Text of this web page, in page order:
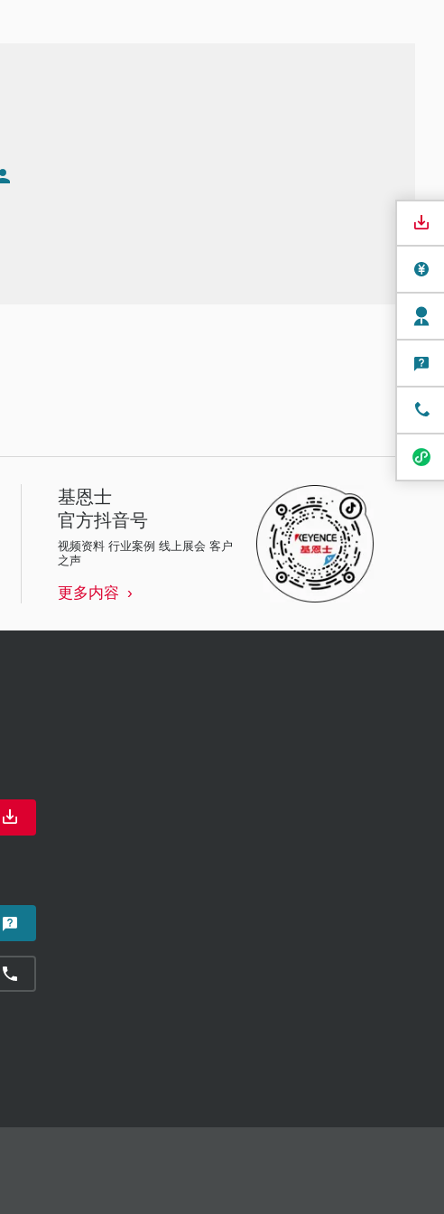
基恩士
官方抖音号
视频资料 行业案例 线上展会 客户
之声
更多内容